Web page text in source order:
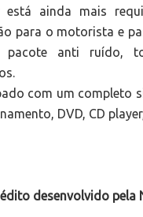
está ainda mais
para o motorista e
anti ruído,
com um completo
DVD, CD
desenvolvido pela